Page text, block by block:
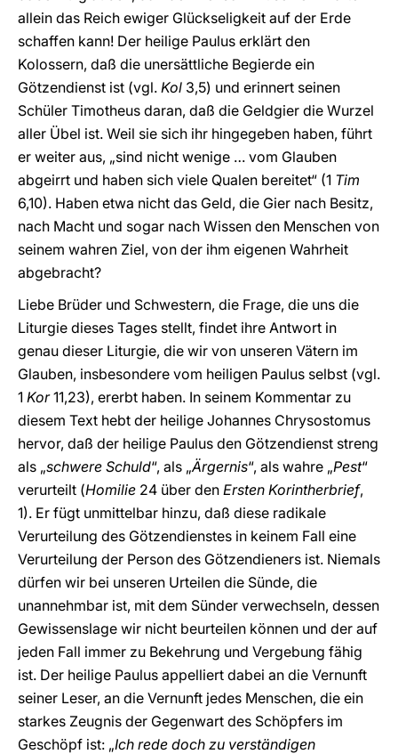
allein das Reich ewiger Glückseligkeit auf der Erde
schaffen kann! Der heilige Paulus erklärt den
Kolossern, daß die unersättliche Begierde ein
Götzendienst ist (vgl. Kol 3,5) und erinnert seinen
Schüler Timotheus daran, daß die Geldgier die Wurzel
aller Übel ist. Weil sie sich ihr hingegeben haben, führt
er weiter aus, „sind nicht wenige … vom Glauben
abgeirrt und haben sich viele Qualen bereitet“ (1 Tim
6,10). Haben etwa nicht das Geld, die Gier nach Besitz,
nach Macht und sogar nach Wissen den Menschen von
seinem wahren Ziel, von der ihm eigenen Wahrheit
abgebracht?
Liebe Brüder und Schwestern, die Frage, die uns die
Liturgie dieses Tages stellt, findet ihre Antwort in
genau dieser Liturgie, die wir von unseren Vätern im
Glauben, insbesondere vom heiligen Paulus selbst (vgl.
1 Kor11,23), ererbt haben. In seinem Kommentar zu
diesem Text hebt der heilige Johannes Chrysostomus
hervor, daß der heilige Paulus den Götzendienst streng
als „schwere Schuld“, als „Ärgernis“, als wahre „Pest“
verurteilt (Homilie 24 über den Ersten Korintherbrief,
1). Er fügt unmittelbar hinzu, daß diese radikale
Verurteilung des Götzendienstes in keinem Fall eine
Verurteilung der Person des Götzendieners ist. Niemals
dürfen wir bei unseren Urteilen die Sünde, die
unannehmbar ist, mit dem Sünder verwechseln, dessen
Gewissenslage wir nicht beurteilen können und der auf
jeden Fall immer zu Bekehrung und Vergebung fähig
ist. Der heilige Paulus appelliert dabei an die Vernunft
seiner Leser, an die Vernunft jedes Menschen, die ein
starkes Zeugnis der Gegenwart des Schöpfers im
Geschöpf ist: „Ich rede doch zu verständigen